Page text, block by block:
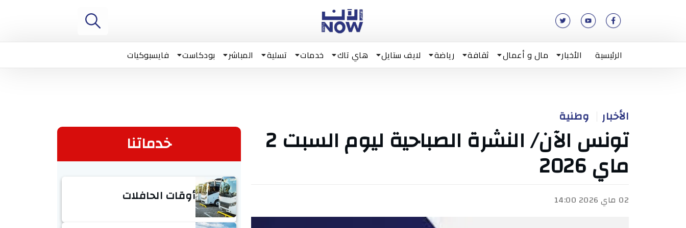
الرئيسية الأخبار مال و أعمال ثقافة رياضة لايف ستايل هاي تاك خدمات تسلية المباشر بودكاست فايسبوكيات
الأخبار وطنية
تونس الآن/ النشرة الصباحية ليوم السبت 2
ماي 2026
02 ماي 2026 14:00
خدماتنا
أوقات الحافلات